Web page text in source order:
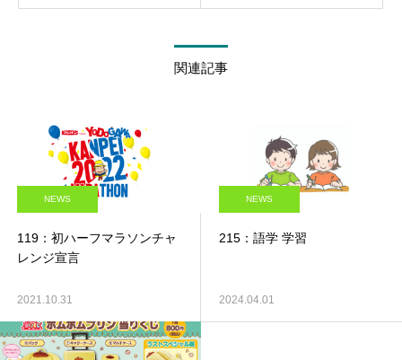
関連記事
NEWS
119：初ハーフマラソンチャ
レンジ宣言
2021.10.31
NEWS
215：語学 学習
2024.04.01